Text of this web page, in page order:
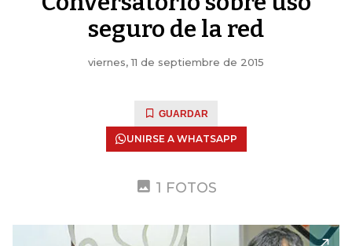
seguro de la red
viernes, 11 de septiembre de 2015
GUARDAR
UNIRSE A WHATSAPP
1 FOTOS